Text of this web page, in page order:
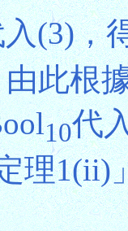
(3)，
此根
10代
理1(ii)